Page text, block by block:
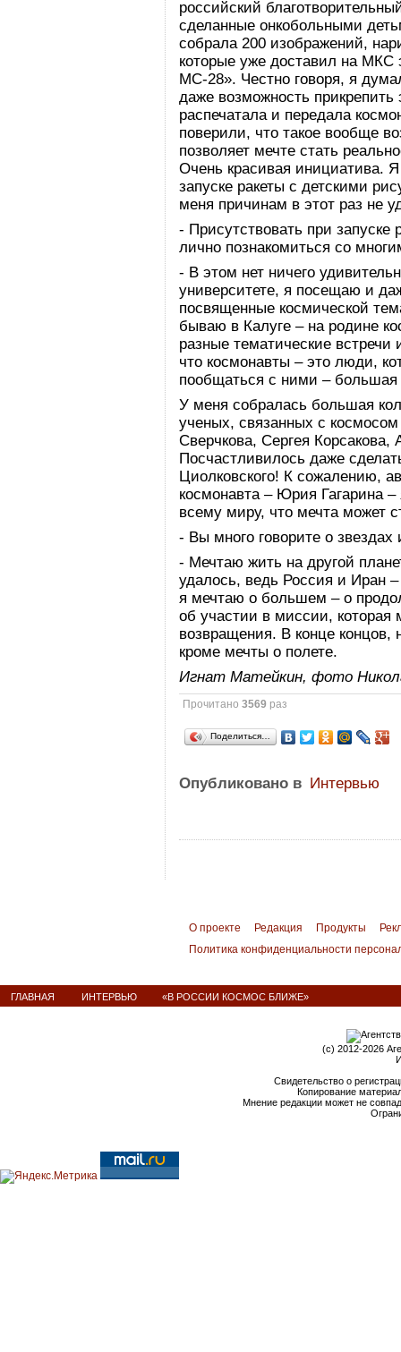
российский
сделанные онкобольными
собрала 200 изображений,
которые уже доставил на
МС-28». Честно говоря, я
даже возможность
распечатала и передала
поверили, что такое вообще
позволяет мечте стать
Очень красивая инициатива.
запуске ракеты с детскими
меня причинам в этот раз не
- Присутствовать при
лично познакомиться со
- В этом нет ничего
университете, я посещаю и
посвященные космической
бываю в Калуге – на родине
разные тематические встречи
что космонавты – это люди,
пообщаться с ними – большая
У меня собралась большая
ученых, связанных с
Сверчкова, Сергея
Посчастливилось даже
Циолковского! К сожалению,
космонавта – Юрия Гагарина
всему миру, что мечта может
- Вы много говорите о
- Мечтаю жить на другой
удалось, ведь Россия и Иран
я мечтаю о большем – о
об участии в миссии, которая
возвращения. В конце
кроме мечты о полете.
Игнат Матейкин, фото
Прочитано3569 раз
Поделиться…
Опубликовано в Интервью
О проекте Редакция Продукты
Политика конфиденциальности
ГЛАВНАЯ ИНТЕРВЬЮ «В РОССИИ КОСМОС БЛИЖЕ»
(c) 2012-2026
Свидетельство о
Копирование
Мнение редакции может не